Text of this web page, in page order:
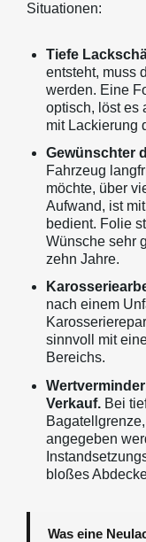
Situationen:
Tiefe
entsteht, muss
werden. Eine
optisch, löst es
mit Lackierung
Gewünschter
Fahrzeug
möchte, über
Aufwand, ist
bedient. Folie
Wünsche sehr
zehn Jahre.
nach einem
sinnvoll mit
Bereichs.
Verkauf. Bei
angegeben
bloßes
Was eine